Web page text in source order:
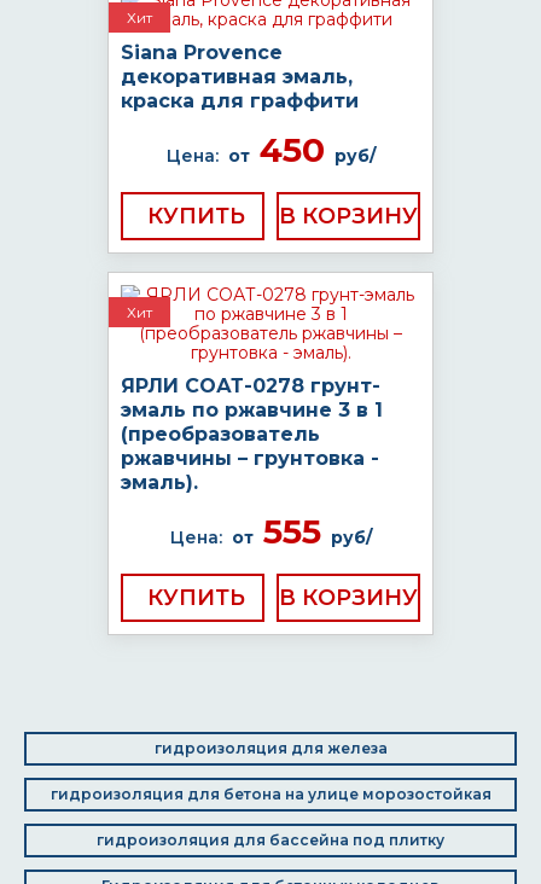
Хит
Siana Provence
декоративная эмаль,
краска для граффити
Цена: от450 руб/
КУПИТЬ
Хит
ЯРЛИ СОАТ-0278 грунт-
эмаль по ржавчине 3 в 1
(преобразователь
ржавчины – грунтовка -
эмаль).
Цена: от555 руб/
КУПИТЬ
гидроизоляция для железа
гидроизоляция для бетона на улице морозостойкая
гидроизоляция для бассейна под плитку